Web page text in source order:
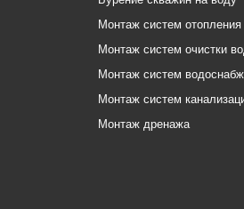
Монтаж систем отопления
Монтаж систем очистки
Монтаж систем
Монтаж систем
Монтаж дренажа